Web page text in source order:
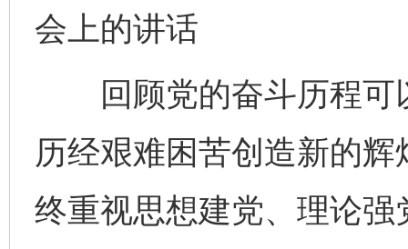
会上的讲话
回顾党的奋斗历程可
历经艰难困苦创造新的
终重视思想建党、理论